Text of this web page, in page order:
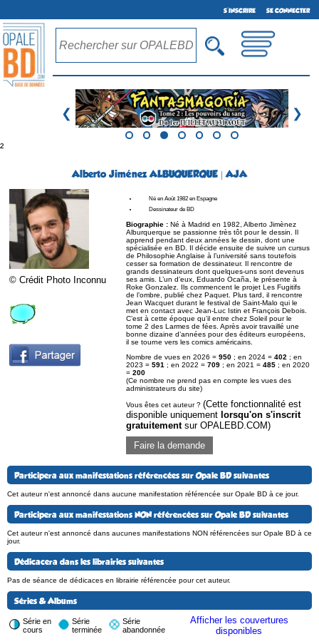
S'INSCRIRE SE CONNECTER
❮ ❯
²
Alberto Jiménez ALBUQUERQUE | AJA
© Crédit Photo Inconnu
Né en Août 1982 en Espagne
Dessinateur de BD
Biographie : Né à Madrid en 1982, Alberto Jimènez
Alburquerque se passionne très tôt pour le dessin. Il
apprend pendant deux années le dessin, dont une
spécialisée en BD. Il décide ensuite de suivre un cursus
de Philosophie Anglaise à l’université sans toutefois
cesser sa formation de dessinateur. Il rencontre de
grands dessinateurs dont quelques-uns sont devenus
ses amis. L’un d’eux, Eduardo Ocaña, le présente à
Roke Gonzalez. Ils commencent le projet Les Fugitifs
de l’ombre, publié chez Paquet. Plus tard, il rencontre
Jean Wacquet durant le festival de Saint-Malo qui le
met en contact avec Jean-Luc Istin et François Debois.
C’est à cette époque qu’il entre chez Soleil pour le
tome 2 des Larmes de fées. Après avoir travaillé une
bonne dizaine d’années pour des éditeurs européens,
il se tourne vers les comics américains.
Nombre de vues en 2026 = 950 ; en 2024 = 402 ; en
2023 = 591 ; en 2022 = 709 ; en 2021 = 485 ; en 2020
= 200
(Ce nombre ne prend pas en compte les vues des
administrateurs du site)
Vous êtes cet auteur ? (Cette fonctionnalité est
disponible uniquement lorsqu'on s'inscrit
gratuitementsur OPALEBD.COM)
Faire la demande
Participera aux manifestations référencées sur Opale BD suivantes
Cet auteur n'est annoncé dans aucune manifestation référencée sur Opale BD à ce jour.
Participera aux manifestations NON référencées sur Opale BD suivantes
Cet auteur n'est annoncé dans aucunes manifestations NON référencées sur Opale BD à ce
jour.
Dédicacera dans les librairies suivantes
Pas de séance de dédicaces en librairie référencée pour cet auteur.
Séries & Albums
Série en
cours
Série
terminée
Série
abandonnée
Afficher les couvertures
disponibles